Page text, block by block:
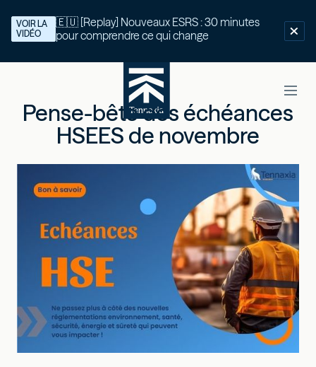
🇪🇺 [Replay] Nouveaux ESRS : 30 minutes
pour comprendre ce qui change
VOIR LA
VIDÉO
Pense-bête des échéances
HSEES de novembre